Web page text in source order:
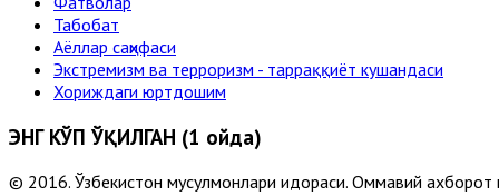
Табобат
Аёллар саҳифаси
Экстремизм ва терроризм - тарраққиёт кушандаси
Хориждаги юртдошим
ЭНГ КЎП ЎҚИЛГАН (1 ойда)
© 2016. Ўзбекистон мусулмонлари идораси. Оммавий ахборот